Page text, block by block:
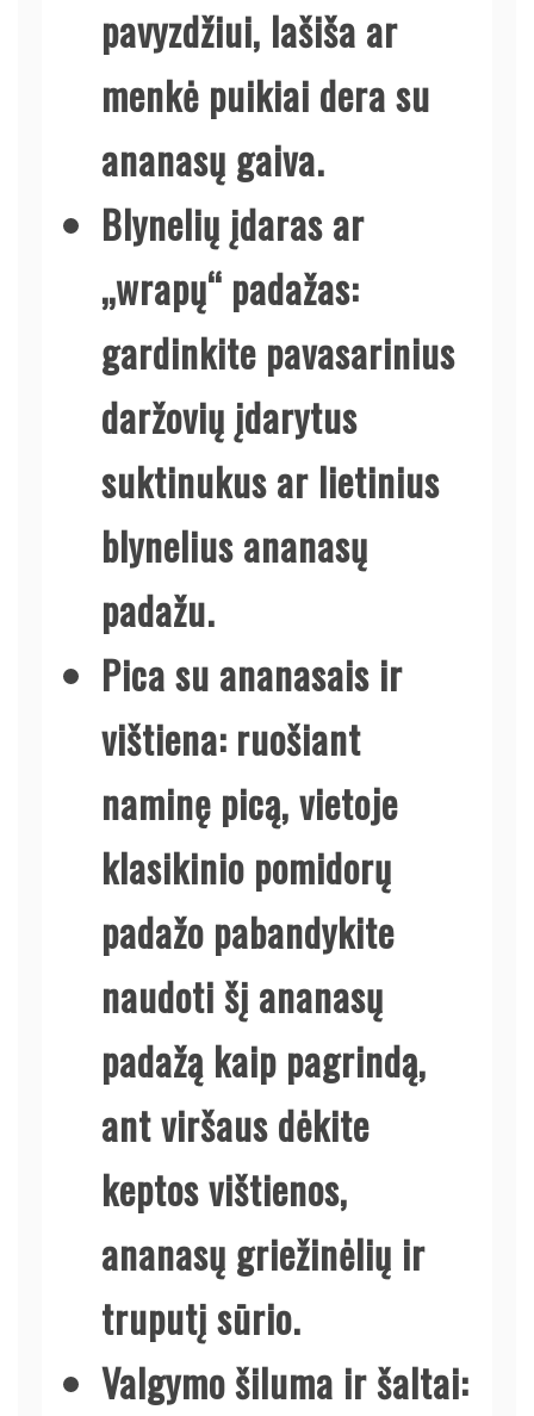
pavyzdžiui, lašiša ar
menkė puikiai dera su
ananasų gaiva.
Blynelių įdaras ar
„wrapų“ padažas:
gardinkite pavasarinius
daržovių įdarytus
suktinukus ar lietinius
blynelius ananasų
padažu.
Pica su ananasais ir
vištiena: ruošiant
naminę picą, vietoje
klasikinio pomidorų
padažo pabandykite
naudoti šį ananasų
padažą kaip pagrindą,
ant viršaus dėkite
keptos vištienos,
ananasų griežinėlių ir
truputį sūrio.
Valgymo šiluma ir šaltai: